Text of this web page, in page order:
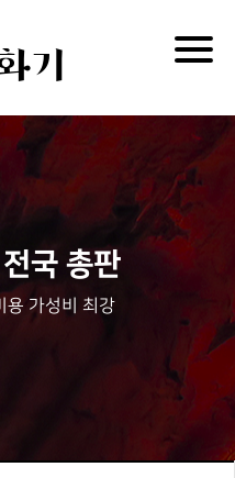
기
국 총판
용 가성비 최강